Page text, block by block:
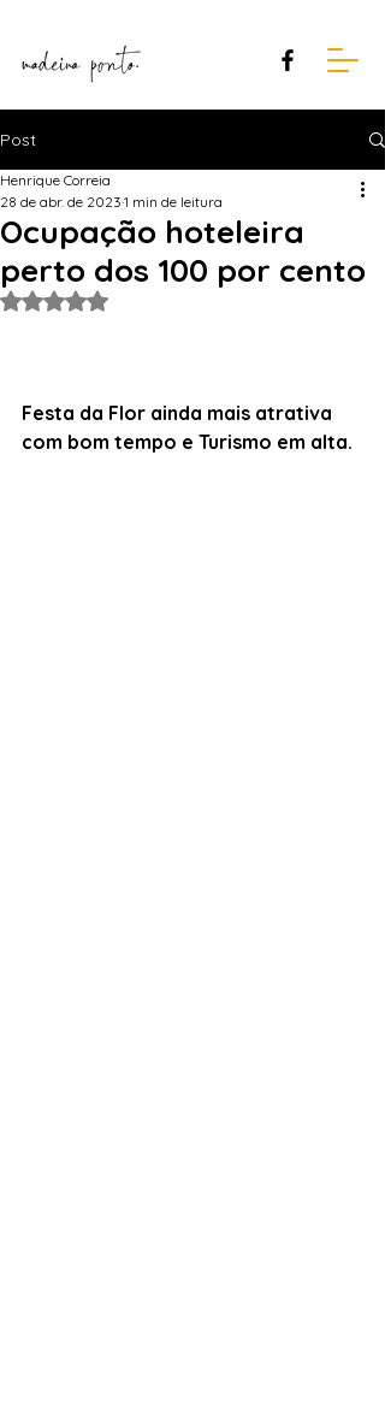
Post
Ocupação hoteleira
perto dos 100 por cento
Henrique Correia
28 de abr. de 2023 1 min de leitura
Avaliado com NaN de 5 estrelas.
Festa da Flor ainda mais atrativa
com bom tempo e Turismo em alta.